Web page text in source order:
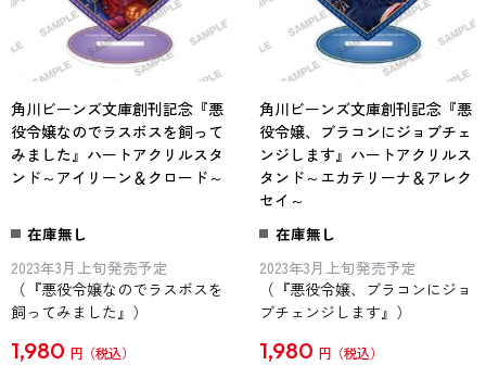
角川ビーンズ文庫創刊記念『悪
役令嬢なのでラスボスを飼って
みました』ハートアクリルスタ
ンド～アイリーン＆クロード～
在庫無し
2023年3月上旬発売予定
（『悪役令嬢なのでラスボスを
飼ってみました』）
1,980 円
角川ビーンズ文庫創刊記念『悪
役令嬢、ブラコンにジョブチェ
ンジします』ハートアクリルス
タンド～エカテリーナ＆アレク
セイ～
在庫無し
2023年3月上旬発売予定
（『悪役令嬢、ブラコンにジョ
ブチェンジします』）
1,980 円